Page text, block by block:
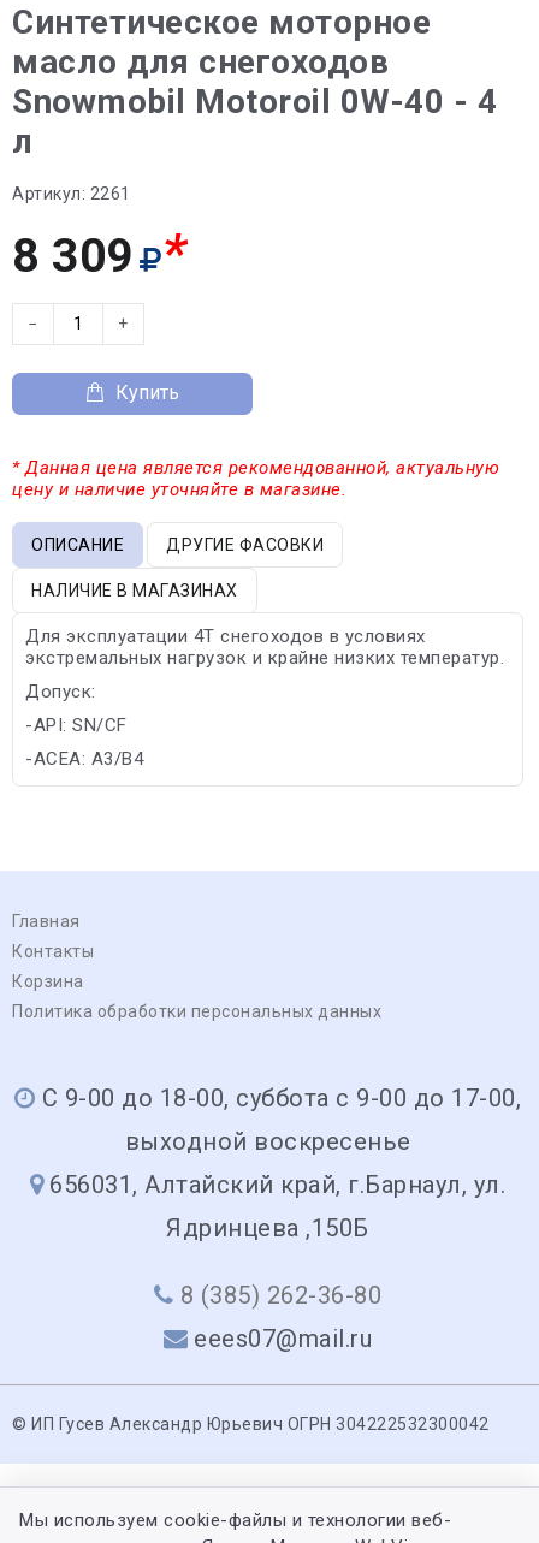
Синтетическое моторное
масло для снегоходов
Snowmobil Motoroil 0W-40 - 4
л
Артикул: 2261
8 309 *
− +
Купить
* Данная цена является рекомендованной, актуальную
цену и наличие уточняйте в магазине.
ОПИСАНИЕ ДРУГИЕ ФАСОВКИ
НАЛИЧИЕ В МАГАЗИНАХ
Для эксплуатации 4Т снегоходов в условиях
экстремальных нагрузок и крайне низких температур.
Допуск:
-API: SN/CF
-ACEA: A3/B4
Главная
Контакты
Корзина
Политика обработки персональных данных
С 9-00 до 18-00, суббота с 9-00 до 17-00,
выходной воскресенье
656031, Алтайский край, г.Барнаул, ул.
Ядринцева ,150Б
8 (385) 262-36-80
eees07@mail.ru
© ИП Гусев Александр Юрьевич ОГРН 304222532300042
Мы используем cookie-файлы и технологии веб-